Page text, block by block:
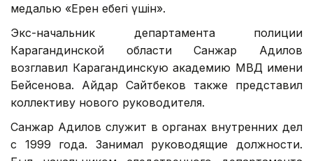
медалью «Ерен еңбегі үшін».
Экс-начальник департамента полиции
Карагандинской области Санжар Адилов
возглавил Карагандинскую академию МВД имени
Бейсенова. Айдар Сайтбеков также представил
коллективу нового руководителя.
Санжар Адилов служит в органах внутренних дел
с 1999 года. Занимал руководящие должности.